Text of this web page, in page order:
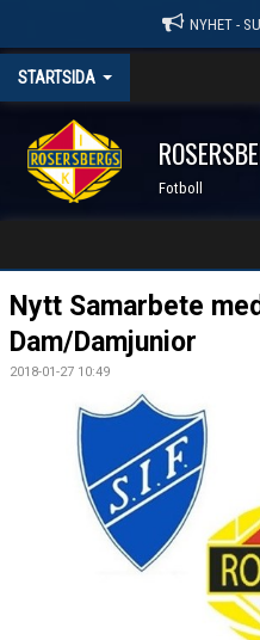
NYHET -
STARTSIDA
Fotboll
HEM
KALENDER
TRÄNINGSTIDER 2026
MATCHER
FOTBOLL - KONTAKTPERSONER
LEDARINFORMATION FOTBOLL
Nytt Samarbete
Dam/Damjunior
2018-01-27 10:49